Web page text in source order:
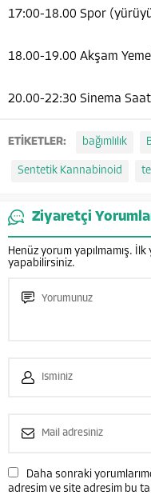
17:00-18.00 Spor
18.00-19.00 Akşam
20.00-22:30 Sinema
ETİKETLER: bağımlılık
Sentetik Kannabinoid
Ziyaretçi
Henüz yorum yapılmamış.
yapabilirsiniz.
Daha sonraki
adresim ve site adresim bu